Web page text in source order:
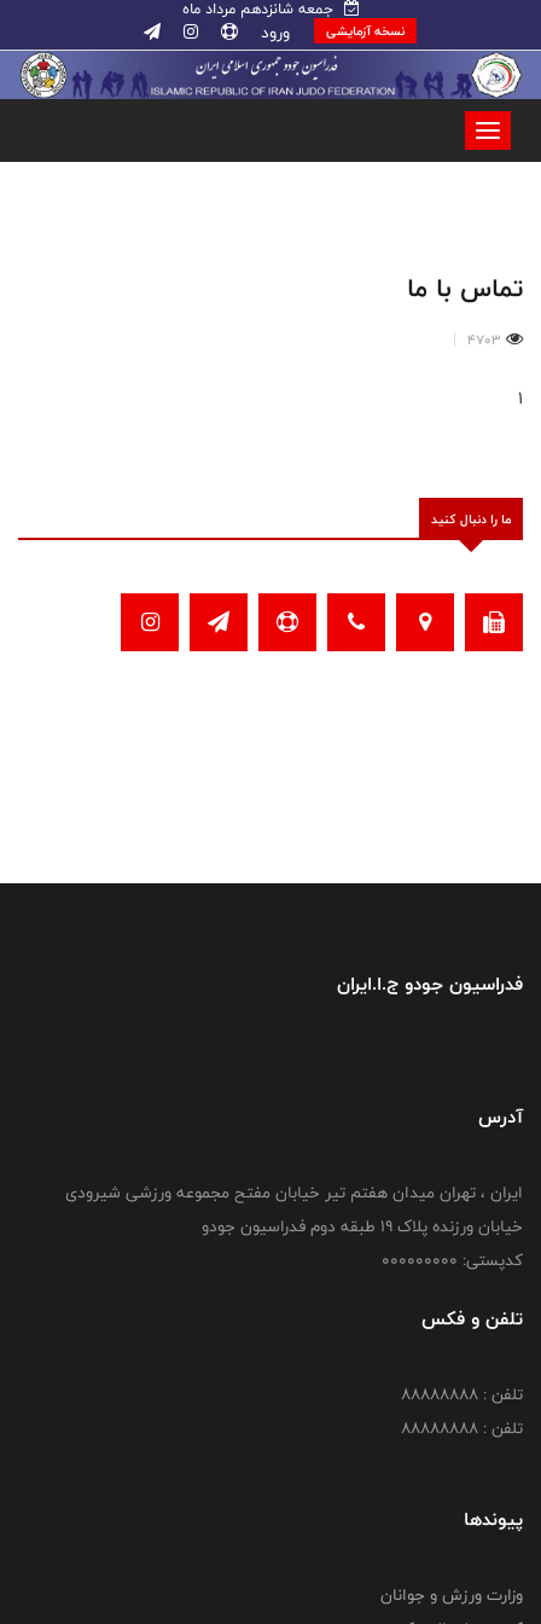
جمعه شانزدهم مرداد ماه
نسخه آزمایشی ورود
تماس با ما
4703
1
ما را دنبال کنید
فدراسیون جودو ج.ا.ایران
آدرس
ایران ، تهران میدان هفتم تیر خیابان مفتح مجموعه ورزشی شیرودی
خیابان ورزنده پلاک ۱۹ طبقه دوم فدراسیون جودو
کدپستی: 000000000
تلفن و فکس
تلفن : 88888888
تلفن : 88888888
پیوندها
وزارت ورزش و جوانان